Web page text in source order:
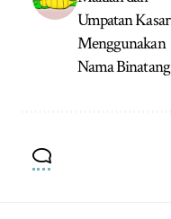
Umpatan Kasar
Menggunakan
Nama Binatang